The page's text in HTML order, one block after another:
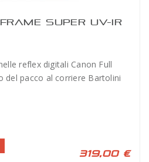
SUPER UV-IR
reflex digitali Canon Full
del pacco al corriere Bartolini
319,00 €